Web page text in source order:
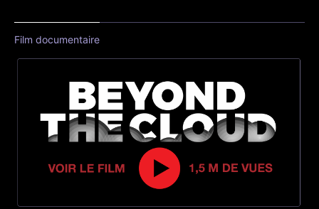
Film documentaire